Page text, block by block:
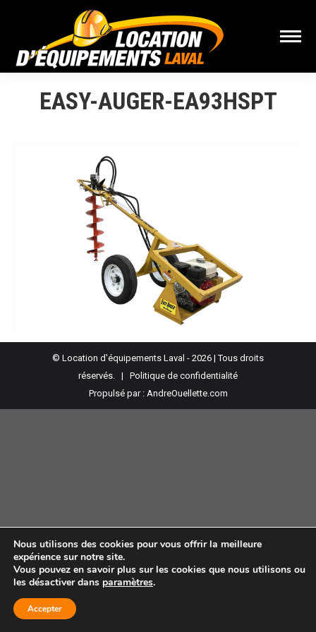
EASY-AUGER-EA93HSPT
© Location d'équipements Laval - 2026 | Tous droits
réservés. | Politique de confidentialité
Propulsé par : AndreOuellette.com
Nous utilisons des cookies pour vous offrir la meilleure
expérience sur notre site.
Vous pouvez en savoir plus sur les cookies que nous utilisons ou
les désactiver dans paramètres.
Accepter